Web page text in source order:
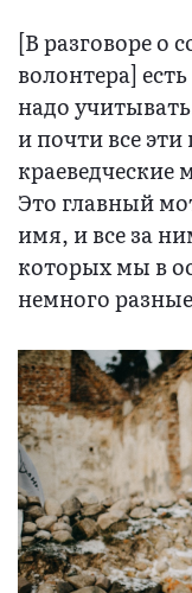
[В разговоре о
волонтера]
надо
и почти все
краеведческие
Это главный
имя, и все за
которых мы в
немного